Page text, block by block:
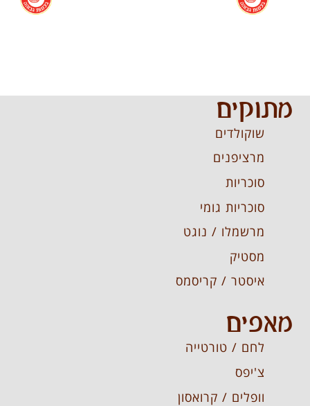
מתוקים
שוקולדים
מרציפנים
סוכריות
סוכריות גומי
מרשמלו / נוגט
מסטיק
איסטר / קריסמס
מאפים
לחם / טורטייה
צ'יפס
וופלים / קרואסון